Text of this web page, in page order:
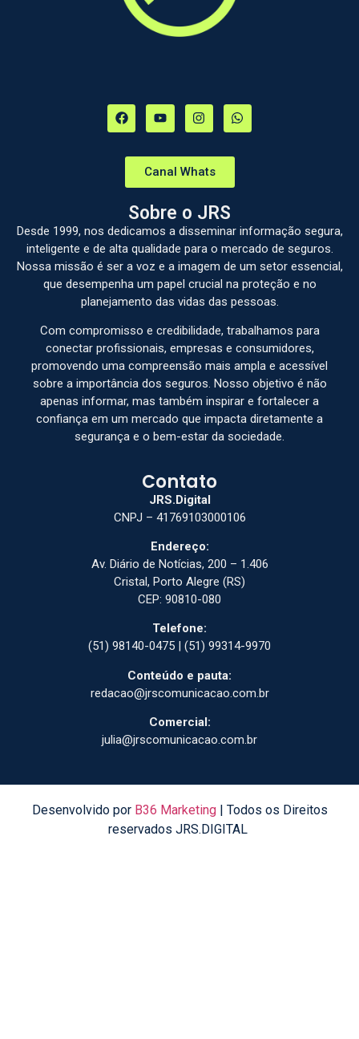
Canal Whats
Sobre o JRS
Desde 1999, nos dedicamos a disseminar informação segura,
inteligente e de alta qualidade para o mercado de seguros.
Nossa missão é ser a voz e a imagem de um setor essencial,
que desempenha um papel crucial na proteção e no
planejamento das vidas das pessoas.
Com compromisso e credibilidade, trabalhamos para
conectar profissionais, empresas e consumidores,
promovendo uma compreensão mais ampla e acessível
sobre a importância dos seguros. Nosso objetivo é não
apenas informar, mas também inspirar e fortalecer a
confiança em um mercado que impacta diretamente a
segurança e o bem-estar da sociedade.
Contato
JRS.Digital
CNPJ – 41769103000106
Endereço:
Av. Diário de Notícias, 200 – 1.406
Cristal, Porto Alegre (RS)
CEP: 90810-080
Telefone:
(51) 98140-0475 | (51) 99314-9970
Conteúdo e pauta:
redacao@jrscomunicacao.com.br
Comercial:
julia@jrscomunicacao.com.br
Desenvolvido por B36 Marketing| Todos os Direitos
reservados JRS.DIGITAL